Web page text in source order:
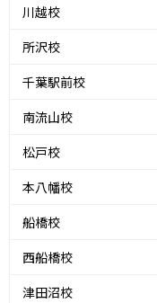
川越校
所沢校
千葉駅前校
南流山校
松戸校
本八幡校
船橋校
西船橋校
津田沼校